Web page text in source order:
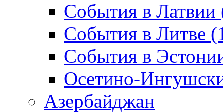
События в Латвии
События в Литве
События в
Осетино-
Азербайджан